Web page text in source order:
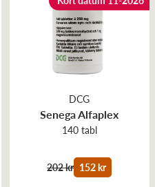
DCG
Senega Alfaplex
140 tabl
202 kr 152 kr